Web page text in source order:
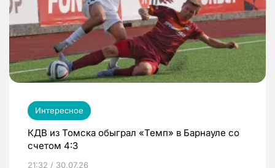
Интересное
КДВ из Томска обыграл «Темп» в Барнауле со
счетом 4:3
21:32 / 30.07.26